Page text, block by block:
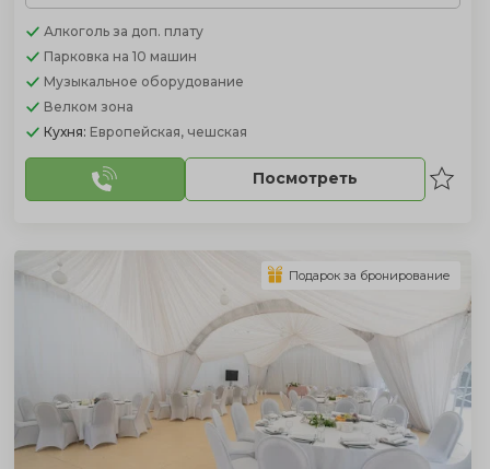
Алкоголь за доп. плату
Парковка на 10 машин
Музыкальное оборудование
Велком зона
Кухня: Европейская, чешская
Посмотреть
Подарок за бронирование